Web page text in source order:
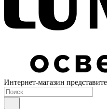
Интернет-магазин